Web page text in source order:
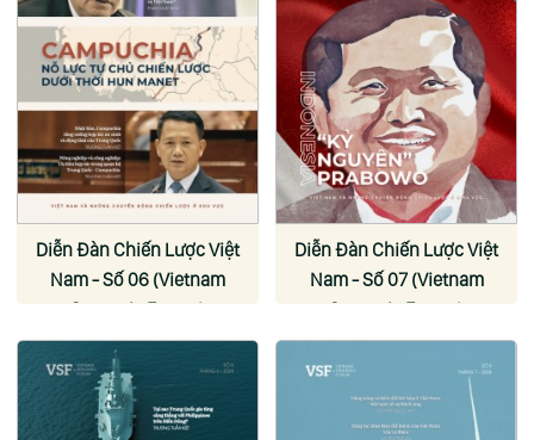
Diễn Đàn Chiến Lược Việt
Nam - Số 06 (Vietnam
Strategic Forum)
Diễn Đàn Chiến Lược Việt
Nam - Số 07 (Vietnam
Strategic Forum)